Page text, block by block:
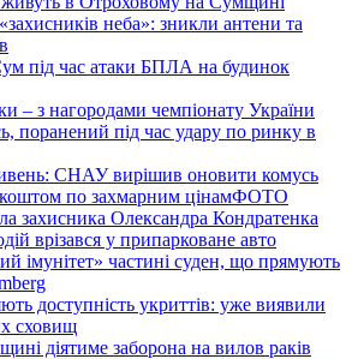
неба»: зникли антени та
під час атаки БПЛА на будинок
– з нагородами чемпіонату України
поранений під час удару по ринку в
СНАУ вирішив оновити комусь
по захмарним цінамФОТО
захисника Олександра Кондратенка
врізався у припарковане авто
імунітет» частині суден, що прямують
доступність укриттів: уже виявили
сховищ
діятиме заборона на вилов раків